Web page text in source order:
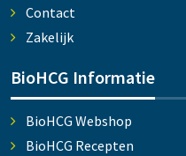
Contact
Zakelijk
BioHCG Informatie
BioHCG Webshop
BioHCG Recepten